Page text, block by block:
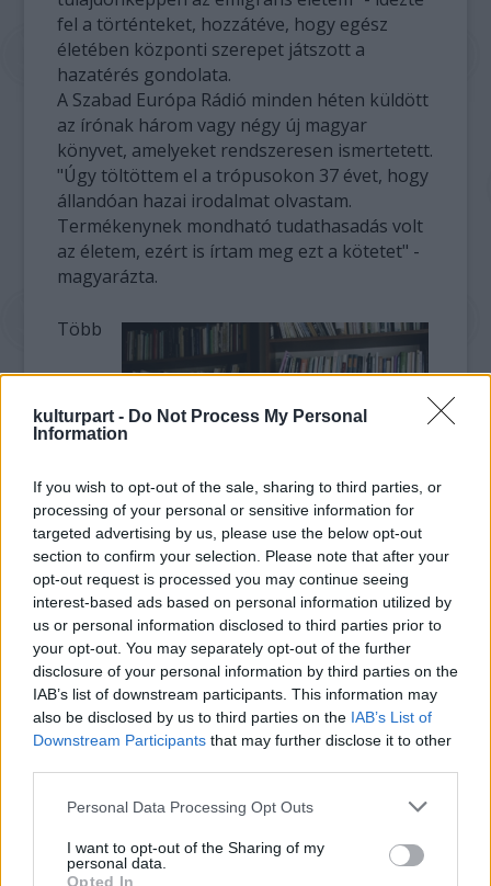
kulturpart - Do Not Process My Personal
Information
If you wish to opt-out of the sale, sharing to third parties, or
processing of your personal or sensitive information for
targeted advertising by us, please use the below opt-out
section to confirm your selection. Please note that after your
opt-out request is processed you may continue seeing
interest-based ads based on personal information utilized by
us or personal information disclosed to third parties prior to
your opt-out. You may separately opt-out of the further
disclosure of your personal information by third parties on the
IAB’s list of downstream participants. This information may
also be disclosed by us to third parties on the IAB’s List of
Downstream Participants that may further disclose it to other
Please note that this website/app uses one or more Google
not limited to your visit or usage behaviour. You may click to
grant or deny consent to Google and its third-party tags to
Personal Data Processing Opt Outs
I want to opt-out of the Sharing of my
personal data.
Opted In
fel a történteket, hozzátéve, hogy egész
életében központi szerepet játszott a
hazatérés gondolata.
A Szabad Európa Rádió minden héten küldött
az írónak három vagy négy új magyar
könyvet, amelyeket rendszeresen ismertetett.
"Úgy töltöttem el a trópusokon 37 évet, hogy
állandóan hazai irodalmat olvastam.
Termékenynek mondható tudathasadás volt
az életem, ezért is írtam meg ezt a kötetet" -
magyarázta.
Fotó: kulter.hu
Több
novellában is karib-tengeri feleségének
nemrég történt magyarországi letelepedését
meséli el. "A letelepedés alatt
megismerkedtem az idegenrendészettel és a
bürokráciával, amit alaposan ki is aknáztam
könyvemben" - hangsúlyozta az író.
A kötet címe a tizenhárom novellára
hogy próbáljon meg "mélyebbre ásni". "Akkor
végig kell menni kalandos életutamon és